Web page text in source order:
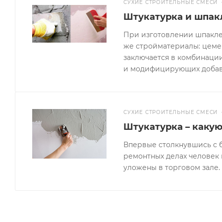
СУХИЕ СТРОИТЕЛЬНЫЕ СМЕСИ
Штукатурка и
При изготовлении
же стройматериалы:
заключается в
и модифицирующих
СУХИЕ СТРОИТЕЛЬНЫЕ СМЕСИ
Штукатурка –
Впервые столкнувшись с
ремонтных делах
уложены в торговом